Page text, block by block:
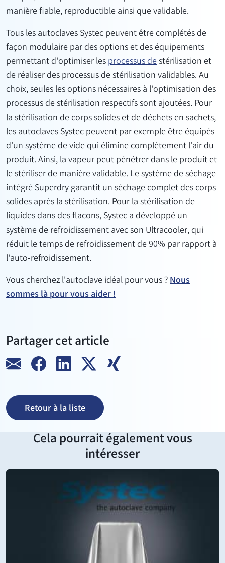
manière fiable, reproductible ainsi que validable.
Tous les autoclaves Systec peuvent être complétés de
façon modulaire par des options et des équipements
permettant d'optimiser lesprocessus destérilisation et
de réaliser des processus de stérilisation validables. Au
choix, seules les options nécessaires à l'optimisation des
processus de stérilisation respectifs sont ajoutées. Pour
la stérilisation de corps solides et de déchets en sachets,
les autoclaves Systec peuvent par exemple être équipés
d'un système de vide qui élimine complètement l'air du
produit. Ainsi, la vapeur peut pénétrer dans le produit et
le stériliser de manière validable. Le système de séchage
intégré Superdry garantit un séchage complet des corps
solides après la stérilisation. Pour la stérilisation de
liquides dans des flacons, Systec a développé un
système de refroidissement avec son Ultracooler, qui
réduit le temps de refroidissement de 90% par rapport à
l'auto-refroidissement.
Vous cherchez l'autoclave idéal pour vous ?Nous
sommes là pour vous aider !
Partager cet article
Retour à la liste
Cela pourrait également vous
intéresser